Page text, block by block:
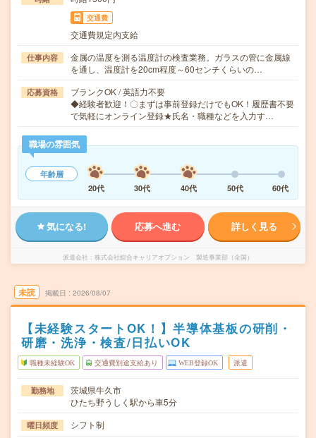
交通費
交通費規定内支給
仕事内容
金属の温度を測る温度計の検査業務。ガラスの管に金属線
を通し、温度計を20cm程度～60センチくらいの…
応募資格
ブランクOK / 英語力不要
◆経験者歓迎！〇まずは事前登録だけでもOK！履歴書不要
で気軽にオンライン登録★氏名・職種などを入力す…
職場の雰囲気
年齢層
20代
30代 40代 50代 60代
気になる! 応募へ進む 詳しく見る
派遣会社 株式会社綜合キャリアオプション 製造事業部（全国）
未読 掲載日 2026/08/07
【未経験スタートOK！】半導体基板の研削・
研磨・洗浄・検査/日払いOK
職種未経験OK 交通費別途支給あり WEB登録OK 派遣
勤務地
茨城県牛久市
ひたち野うしく駅から車5分
曜日頻度 シフト制